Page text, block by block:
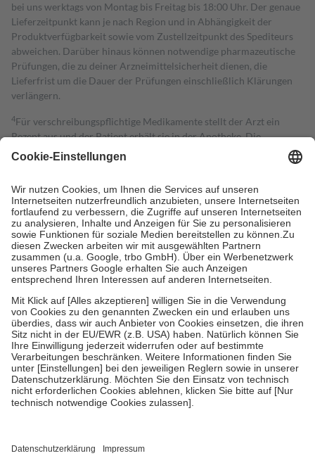
bei uns werktags von Montag bis Freitag bis 18:00 Uhr. Der genaue
Lieferzeitpunkt kann je nach Region und in Abhängigkeit der
Produktverfügbarkeit sowie vom Zustellzeitpunkt des Spediteurs
abweichen. Darüber hinaus können notwendige pharmazeutische
Prüfungen, die zu deiner Arzneimittelsicherheit dienen, die
Lieferfrist um die Dauer der Prüfungen einschließlich Klärungen
verlängern.
4Für verschreibungspflichtige Medikamente stellt der Arzt ein
Rezept aus und der Patient erhält sie in der Apotheke. Die
gesetzliche Krankenversicherung übernimmt in der Regel die
Kosten dafür, der Versicherte trägt einen Teil davon als Zuzahlung
Grundsätzlich leisten Mitglieder Zuzahlungen in Höhe von zehn
Prozent des Abgabepreises,mindestens jedochfünf Euround
höchstens zehn Euro.Es sind jedoch nie mehr als die tatsächlichen
Kosten der Leistung zu entrichten.
Diese Regeln gelten grundsätzlich auch für Online-Apotheken.
Bei Heilmitteln und häuslicher Krankenpflege beträgt die
Zuzahlung zehn Prozent der Kosten sowie zehn Euro je
Verordnung.
Um das Engagement der Versicherten für ihre eigene Gesundheit zu
stärken und die besondere Stellung der Familie zu unterstützen,
fallenkeine Zuzahlungenan bei:
• Kindern und Jugendlichen bis zum vollendeten 18. Lebensjahr
mit Ausnahme der Fahrkosten
• Untersuchungen zur Vorsorge und Früherkennung, die von der
GKV getragen werden